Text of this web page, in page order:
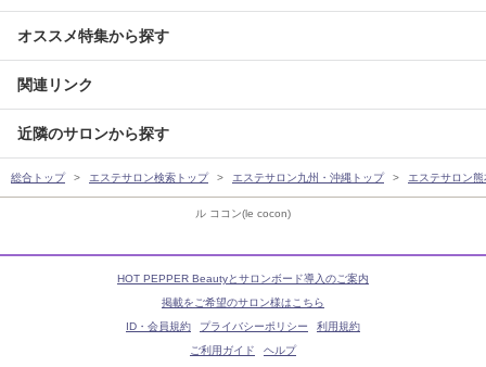
ル ココン(le cocon)
オススメ特集から探す
関連リンク
近隣のサロンから探す
総合トップ エステサロン検索トップ エステサロン九州・沖縄トップ エステサロン
HOT PEPPER Beautyとサロンボード導入のご案内
掲載をご希望のサロン様はこちら
ID・会員規約
プライバシーポリシー
利用規約
ご利用ガイド
ヘルプ